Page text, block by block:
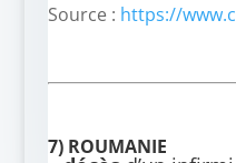
Source : https://
7) ROUMANIE